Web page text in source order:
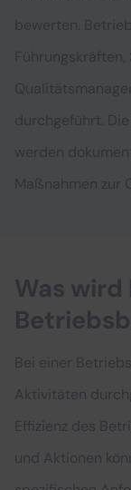
Was wird
Bei einer
Aktivitäten
Effizienz des
und Aktionen